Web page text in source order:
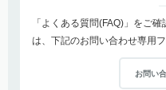
「よくある質問(FAQ)」をご
は、下記のお問い合わせ専用
お問い